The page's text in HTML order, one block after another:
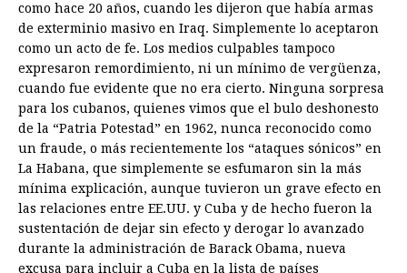
como hace 20 años, cuando les dijeron que había armas
de exterminio masivo en Iraq. Simplemente lo aceptaron
como un acto de fe. Los medios culpables tampoco
expresaron remordimiento, ni un mínimo de vergüenza,
cuando fue evidente que no era cierto. Ninguna sorpresa
para los cubanos, quienes vimos que el bulo deshonesto
de la “Patria Potestad” en 1962, nunca reconocido como
un fraude, o más recientemente los “ataques sónicos” en
La Habana, que simplemente se esfumaron sin la más
mínima explicación, aunque tuvieron un grave efecto en
las relaciones entre EE.UU. y Cuba y de hecho fueron la
sustentación de dejar sin efecto y derogar lo avanzado
durante la administración de Barack Obama, nueva
excusa para incluir a Cuba en la lista de países